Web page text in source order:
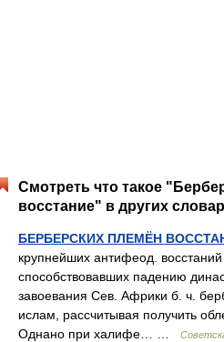
Смотреть что такое
восстание" в других
БЕРБЕРСКИХ ПЛЕМЁН
крупнейших антифеод.
способствовавших падению
завоевания Сев. Африки б. ч.
ислам, рассчитывая получить
Однано при халифе… …